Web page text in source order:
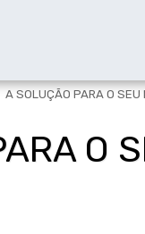
A SOLUÇÃO PARA O
O